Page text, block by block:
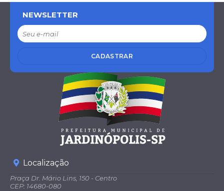
NEWSLETTER
CADASTRAR
Localização
Praça Dr. Mário Lins, 150 - Centro
CEP: 14680-080